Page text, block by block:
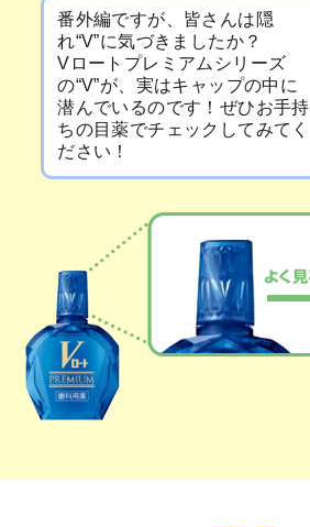
番外編ですが、皆さんは隠
れ“V”に気づきましたか？
Vロートプレミアムシリーズ
の“V”が、実はキャップの中に
潜んでいるのです！ぜひお手持
ちの目薬でチェックしてみてく
ださい！